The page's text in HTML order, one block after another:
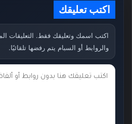
اكتب تعليقك
اكتب اسمك وتعليقك فقط. التعليقات
والروابط أو السبام يتم رفضها تلقائيًا.
ت